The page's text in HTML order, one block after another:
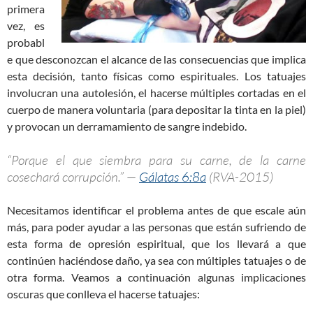
primera
vez, es
probabl
e que desconozcan el alcance de las consecuencias que implica
esta decisión, tanto físicas como espirituales. Los tatuajes
involucran una autolesión, el hacerse múltiples cortadas en el
cuerpo de manera voluntaria (para depositar la tinta en la piel)
y provocan un derramamiento de sangre indebido.
“Porque el que siembra para su carne, de la carne
cosechará corrupción.” — Gálatas 6:8a (RVA-2015)
Necesitamos identificar el problema antes de que escale aún
más, para poder ayudar a las personas que están sufriendo de
esta forma de opresión espiritual, que los llevará a que
continúen haciéndose daño, ya sea con múltiples tatuajes o de
otra forma. Veamos a continuación algunas implicaciones
oscuras que conlleva el hacerse tatuajes: